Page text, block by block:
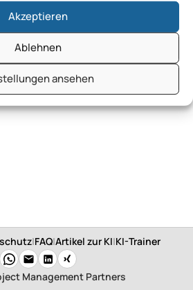
Akzeptieren
Ablehnen
ansehen
|FAQ|Artikel zur KI|KI-Trainer
Management Partners